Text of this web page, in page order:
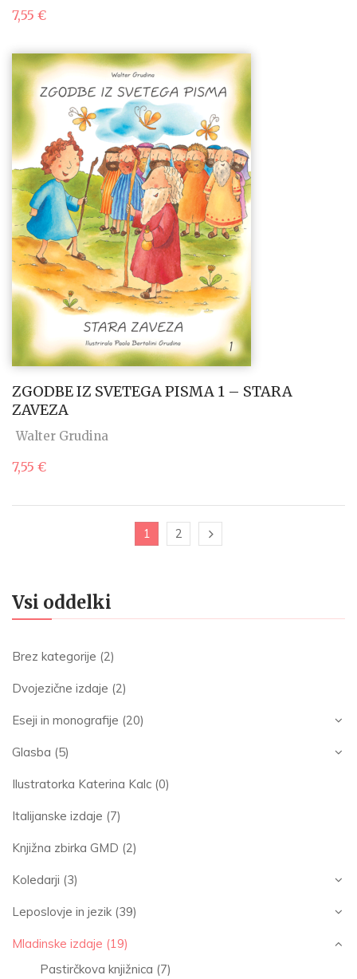
Vsi oddelki
Brez kategorije (2)
Dvojezične izdaje (2)
Eseji in monografije (20)
Glasba (5)
Ilustratorka Katerina Kalc (0)
Italijanske izdaje (7)
Knjižna zbirka GMD (2)
Koledarji (3)
Leposlovje in jezik (39)
Mladinske izdaje (19)
Pastirčkova knjižnica (7)
7,55 €
ZGODBE IZ SVETEGA PISMA 1 – STARA
ZAVEZA
Walter Grudina
7,55 €
1 2